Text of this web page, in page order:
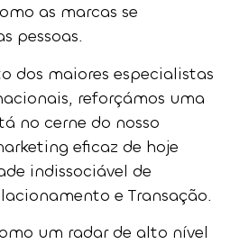
as marcas se
pessoas.
dos maiores especialistas
reforçámos uma
no cerne do nosso
eficaz de hoje
indissociável de
e Transação.
um radar de alto nível